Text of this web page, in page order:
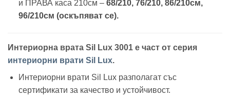
и ПРАВА каса 210см – 68/210, 76/210, 86/210см,
96/210см (оскъпяват се).
Интериорна врата Sil Lux 3001 е част от серия
интериорни врати Sil Lux.
Интериорни врати Sil Lux разполагат със
сертификати за качество и устойчивост.